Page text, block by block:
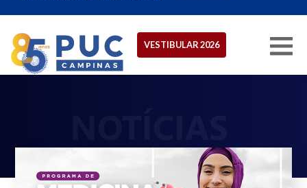
VESTIBULAR 2026